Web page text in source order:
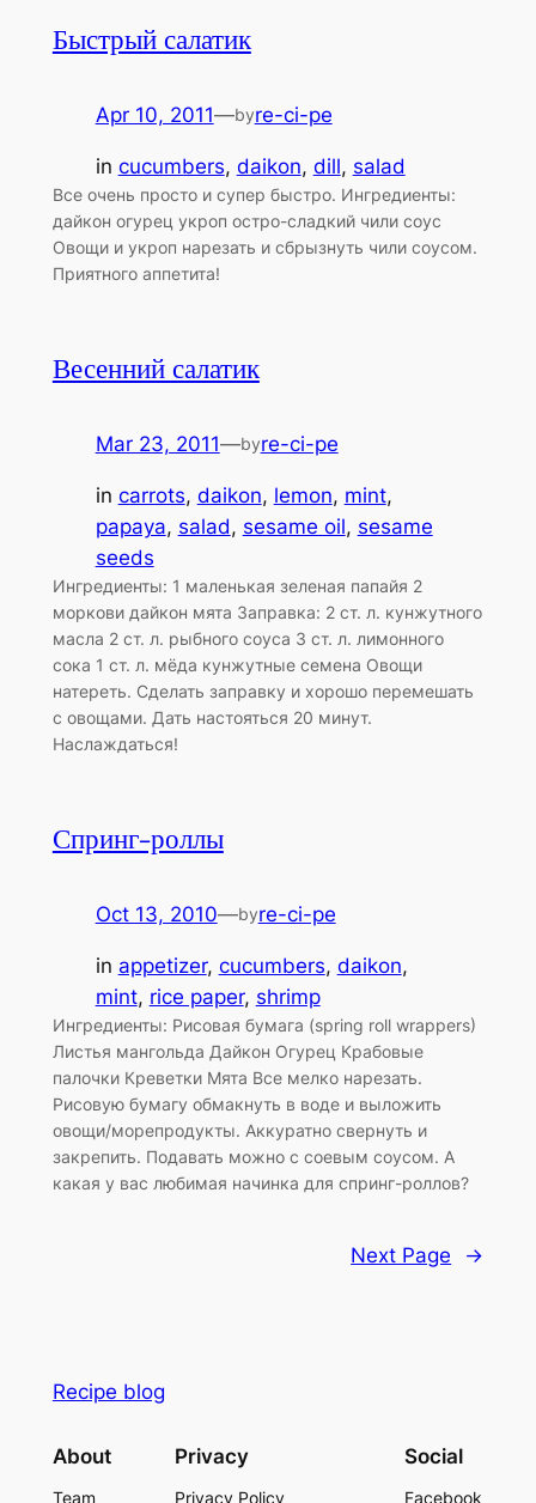
Быстрый салатик
Apr 10, 2011—byre-ci-pe
in cucumbers, daikon, dill, salad
Все очень просто и супер быстро. Ингредиенты:
дайкон огурец укроп остро-сладкий чили соус
Овощи и укроп нарезать и сбрызнуть чили соусом.
Приятного аппетита!
Весенний салатик
Mar 23, 2011—byre-ci-pe
in carrots, daikon, lemon, mint
papaya, salad, sesame oil, sesame
seeds
Ингредиенты: 1 маленькая зеленая папайя 2
моркови дайкон мята Заправка: 2 ст. л. кунжутного
масла 2 ст. л. рыбного соуса 3 ст. л. лимонного
сока 1 ст. л. мёда кунжутные семена Овощи
натереть. Сделать заправку и хорошо перемешать
с овощами. Дать настояться 20 минут.
Наслаждаться!
Спринг-роллы
Oct 13, 2010—byre-ci-pe
in appetizer, cucumbers, daikon
mint, rice paper, shrimp
Ингредиенты: Рисовая бумага (spring roll wrappers)
Листья мангольда Дайкон Огурец Крабовые
палочки Креветки Мята Все мелко нарезать.
Рисовую бумагу обмакнуть в воде и выложить
овощи/морепродукты. Аккуратно свернуть и
закрепить. Подавать можно с соевым соусом. А
какая у вас любимая начинка для спринг-роллов?
Next Page →
Recipe blog
About
Team
Privacy
Privacy Policy
Social
Facebook